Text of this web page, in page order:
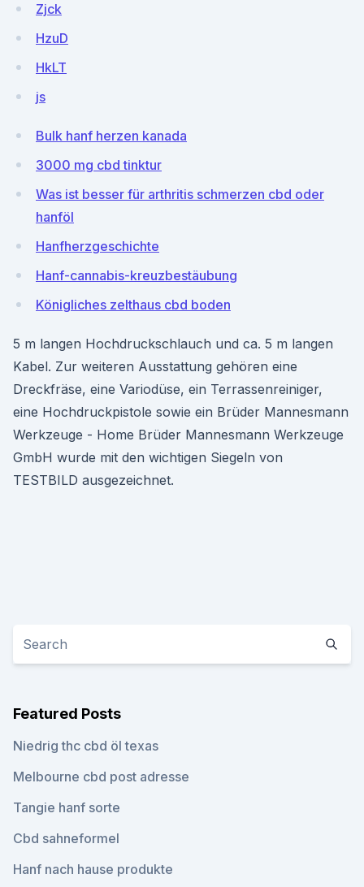
Zjck
HzuD
HkLT
js
Bulk hanf herzen kanada
3000 mg cbd tinktur
Was ist besser für arthritis schmerzen cbd oder
hanföl
Hanfherzgeschichte
Hanf-cannabis-kreuzbestäubung
Königliches zelthaus cbd boden
5 m langen Hochdruckschlauch und ca. 5 m langen
Kabel. Zur weiteren Ausstattung gehören eine
Dreckfräse, eine Variodüse, ein Terrassenreiniger,
eine Hochdruckpistole sowie ein Brüder Mannesmann
Werkzeuge - Home Brüder Mannesmann Werkzeuge
GmbH wurde mit den wichtigen Siegeln von
TESTBILD ausgezeichnet.
Featured Posts
Niedrig thc cbd öl texas
Melbourne cbd post adresse
Tangie hanf sorte
Cbd sahneformel
Hanf nach hause produkte